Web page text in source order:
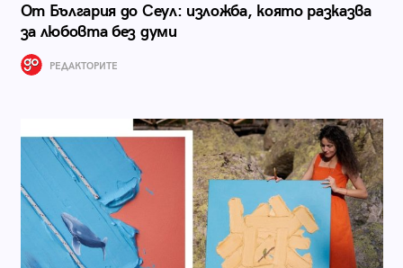
От България до Сеул: изложба, която разказва
за любовта без думи
РЕДАКТОРИТЕ